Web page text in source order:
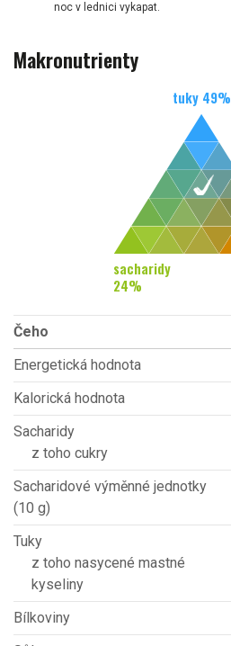
noc v lednici vykapat.
Makronutrienty
tuky 49%
sacharidy
24%
Čeho
Energetická hodnota
Kalorická hodnota
Sacharidy
z toho cukry
Sacharidové výměnné jednotky
(10 g)
Tuky
z toho nasycené mastné
kyseliny
Bílkoviny